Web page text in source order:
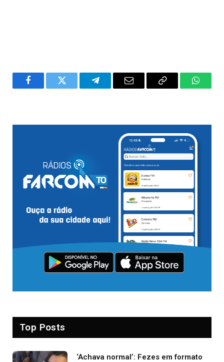
FacebookTwitter TelegramEmail
Copy
Top Posts
‘Achava normal’: Fezes em formato